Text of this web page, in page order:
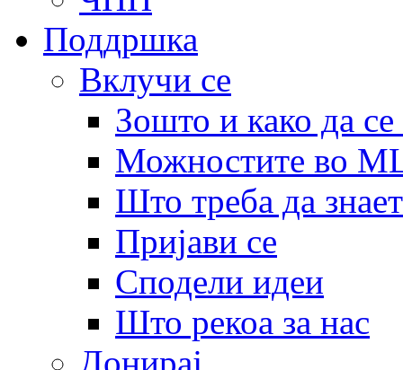
Поддршка
Вклучи се
Зошто и како да
Можностите во
Што треба да
Пријави се
Сподели идеи
Што рекоа за нас
Донирај